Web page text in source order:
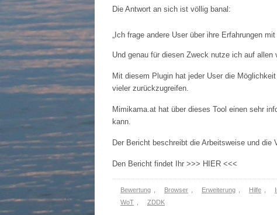
Die Antwort an sich ist völlig banal:
„Ich frage andere User über ihre Erfahrungen
Und genau für diesen Zweck nutze ich auf allen
Mit diesem Plugin hat jeder User die
vieler zurückzugreifen.
Mimikama.at hat über dieses Tool einen sehr
kann.
Der Bericht beschreibt die Arbeitsweise und
Den Bericht findet Ihr >>> HIER <<<
Bewertung Browser Erweiterung Hilfe
WoT
ZDDK